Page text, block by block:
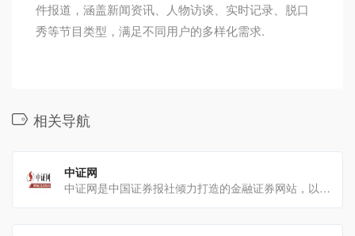
件报道，涵盖新闻资讯、人物访谈、实时记录、脱口
秀等节目类型，满足不同用户的多样化需求.
相关导航
中证网
中证网是中国证券报社倾力打造的金融证券网站，以下是详细介绍：基本信息主管单位：中国证券报社是新华社主管的全[…]